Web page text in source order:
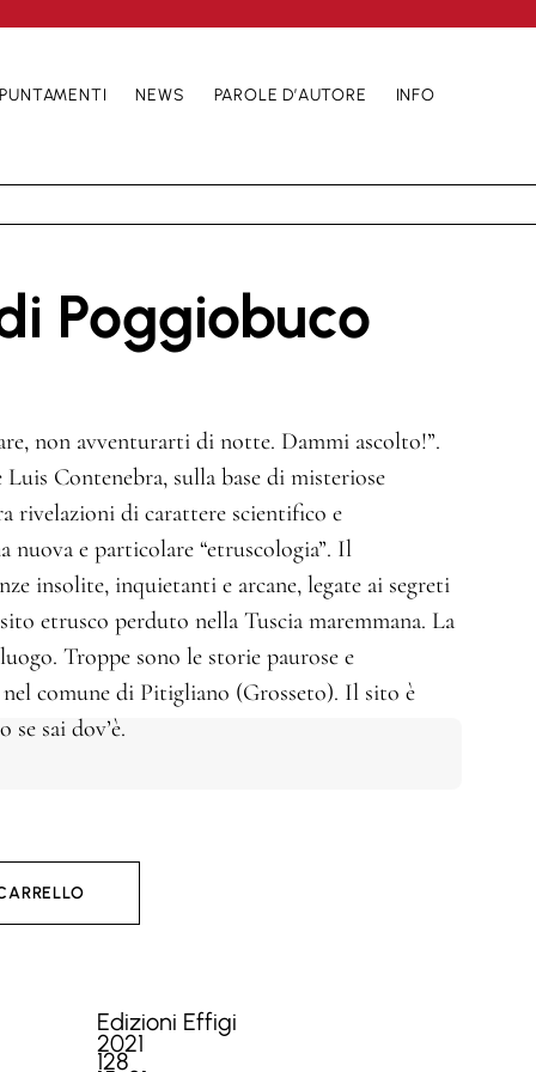
NEWS PAROLE D’AUTORE INFO
Poggiobuco
non avventurarti di notte. Dammi ascolto!”.
Contenebra, sulla base di misteriose
rivelazioni di carattere scientifico e
nuova e particolare “etruscologia”. Il
insolite, inquietanti e arcane, legate ai segreti
etrusco perduto nella Tuscia maremmana. La
Troppe sono le storie paurose e
comune di Pitigliano (Grosseto). Il sito è
sai dov’è.
Edizioni Effigi
2021
128